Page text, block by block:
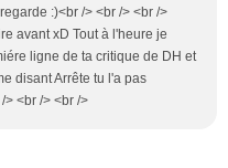
:)<br /> <br /> <br />
avant xD Tout à l'heure je
ligne de ta critique de DH et
disant Arrête tu l'a pas
> <br /> <br />